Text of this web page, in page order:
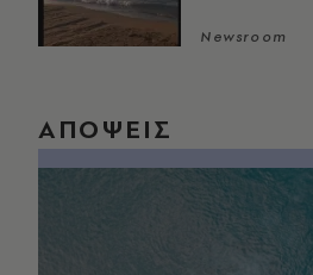
Newsroom
ΑΠΟΨΕΙΣ